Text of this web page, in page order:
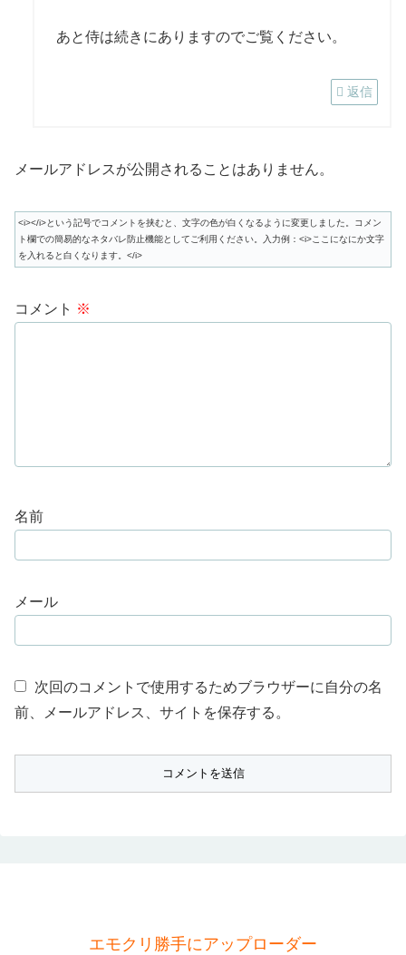
あと侍は続きにありますのでご覧ください。
返信
メールアドレスが公開されることはありません。
<i></i>という記号でコメントを挟むと、文字の色が白くなるように変更しました。コメン
ト欄での簡易的なネタバレ防止機能としてご利用ください。入力例：<i>ここになにか文字
を入れると白くなります。</i>
コメント ※
名前
メール
次回のコメントで使用するためブラウザーに自分の名
前、メールアドレス、サイトを保存する。
エモクリ勝手にアップローダー